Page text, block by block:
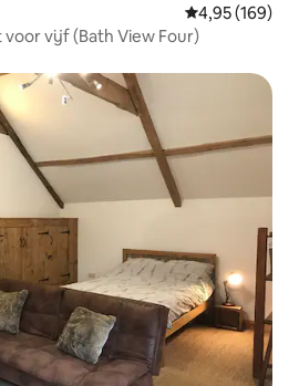
Gemiddelde
4,95 (169)
vijf (Bath View Four)